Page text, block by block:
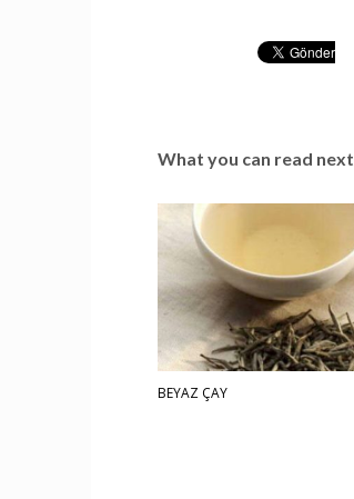
What you can read next
BEYAZ ÇAY